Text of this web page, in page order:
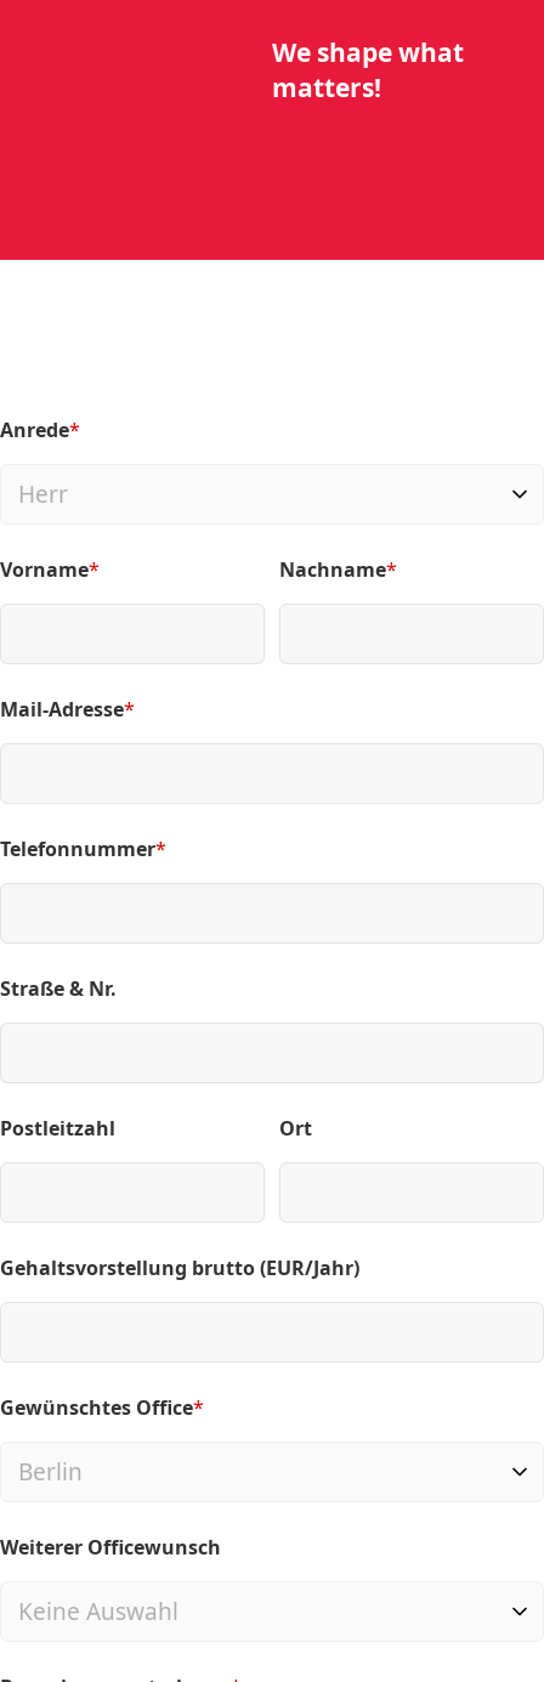
We shape what
matters!
Anrede*
(required)
Vorname*
(required) Nachname*
(required)
Mail-Adresse*
(required)
Telefonnummer*
(required)
Straße & Nr.
Postleitzahl Ort
Gehaltsvorstellung brutto (EUR/Jahr)
Gewünschtes Office*
(required)
Weiterer Officewunsch